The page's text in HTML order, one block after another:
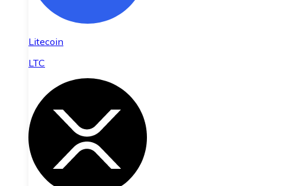
Litecoin
LTC